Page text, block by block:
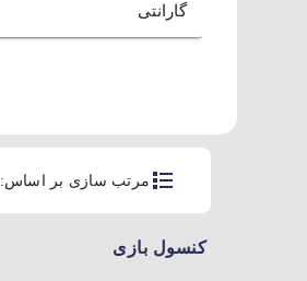
گارانتی
مرتب سازی بر اساس:
کنسول بازی